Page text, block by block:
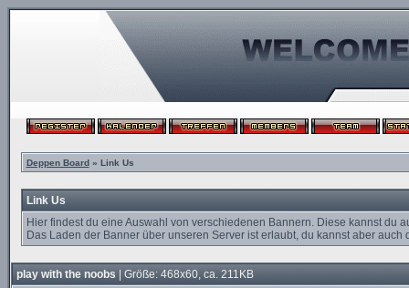
Deppen Board» Link Us
Link Us
Hier findest du eine Auswahl von verschiedenen Bannern. Diese kannst
Das Laden der Banner über unseren Server ist erlaubt, du kannst aber
play with the noobs | Größe: 468x60, ca. 211KB